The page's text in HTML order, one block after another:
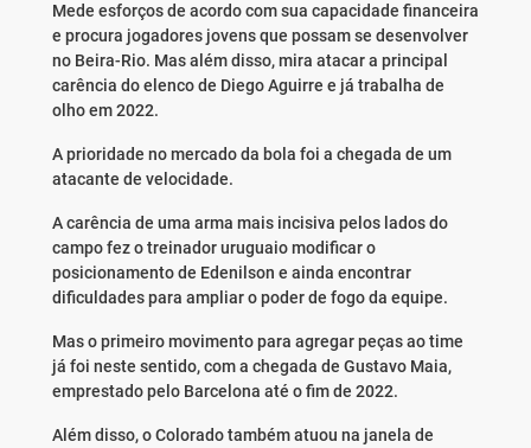
Mede esforços de acordo com sua capacidade financeira
e procura jogadores jovens que possam se desenvolver
no Beira-Rio. Mas além disso, mira atacar a principal
carência do elenco de Diego Aguirre e já trabalha de
olho em 2022.
A prioridade no mercado da bola foi a chegada de um
atacante de velocidade.
A carência de uma arma mais incisiva pelos lados do
campo fez o treinador uruguaio modificar o
posicionamento de Edenilson e ainda encontrar
dificuldades para ampliar o poder de fogo da equipe.
Mas o primeiro movimento para agregar peças ao time
já foi neste sentido, com a chegada de Gustavo Maia,
emprestado pelo Barcelona até o fim de 2022.
Além disso, o Colorado também atuou na janela de